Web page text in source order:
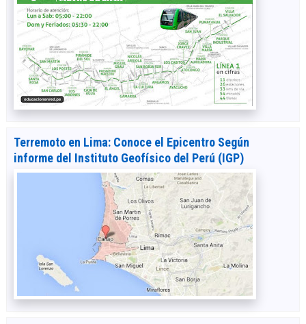
Terremoto en Lima: Conoce el Epicentro Según
informe del Instituto Geofísico del Perú (IGP)